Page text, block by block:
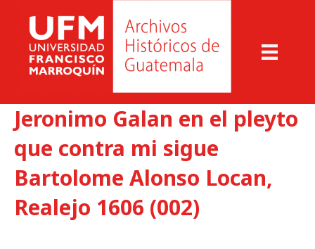
Jeronimo Galan en el pleyto
que contra mi sigue
Bartolome Alonso Locan,
Realejo 1606 (002)